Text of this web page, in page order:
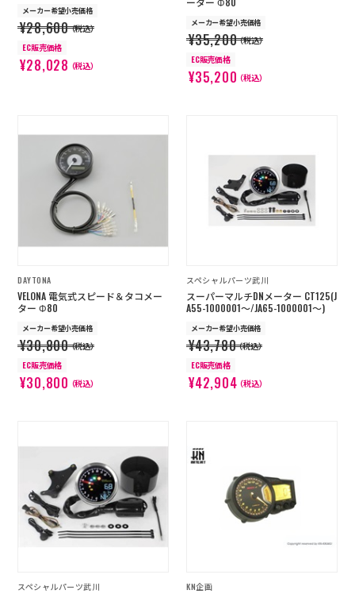
メーカー希望小売価格
¥28,600（税込）
EC販売価格
¥28,028（税込）
メーカー希望小売価格
¥35,200（税込）
EC販売価格
¥35,200（税込）
DAYTONA
VELONA 電気式スピード＆タコメー
ター Φ80
メーカー希望小売価格
¥30,800（税込）
EC販売価格
¥30,800（税込）
スペシャルパーツ武川
スーパーマルチDNメーター CT125(J
A55-1000001～/JA65-1000001～)
メーカー希望小売価格
¥43,780（税込）
EC販売価格
¥42,904（税込）
スペシャルパーツ武川 KN企画